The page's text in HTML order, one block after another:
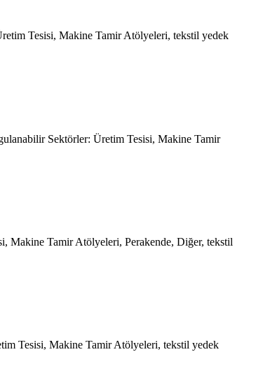
Tesisi, Makine Tamir Atölyeleri, tekstil yedek
Sektörler: Üretim Tesisi, Makine Tamir
Makine Tamir Atölyeleri, Perakende, Diğer, tekstil
Tesisi, Makine Tamir Atölyeleri, tekstil yedek